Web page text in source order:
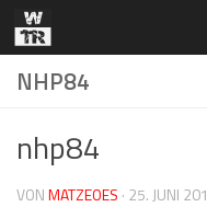
Zum Inhalt springen
NHP84
nhp84
VONMATZEOES · 25. JUNI